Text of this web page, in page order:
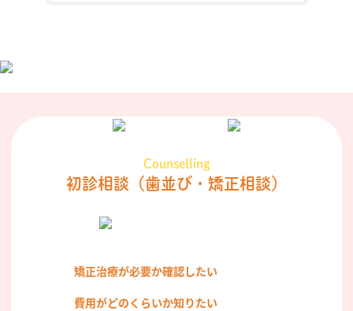
Counselling
初診相談 （歯並び・矯正相談）
矯正治療が必要か確認したい
費用がどのくらいか知りたい